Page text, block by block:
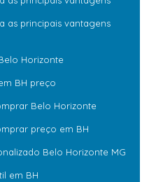
as principais vantagens
Horizonte
BH preço
Belo Horizonte
preço em BH
Belo Horizonte MG
em BH